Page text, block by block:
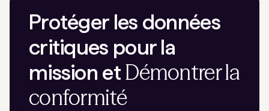
Protéger les données
critiques pour la
mission etDémontrer la
conformité